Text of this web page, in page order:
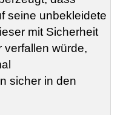
seine unbekleidete
mit Sicherheit
verfallen würde,
sicher in den